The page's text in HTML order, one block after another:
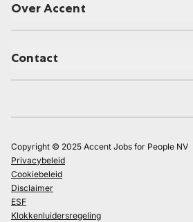
Over Accent
Contact
Copyright © 2025 Accent Jobs for People NV
Privacybeleid
Cookiebeleid
Disclaimer
ESF
Klokkenluidersregeling